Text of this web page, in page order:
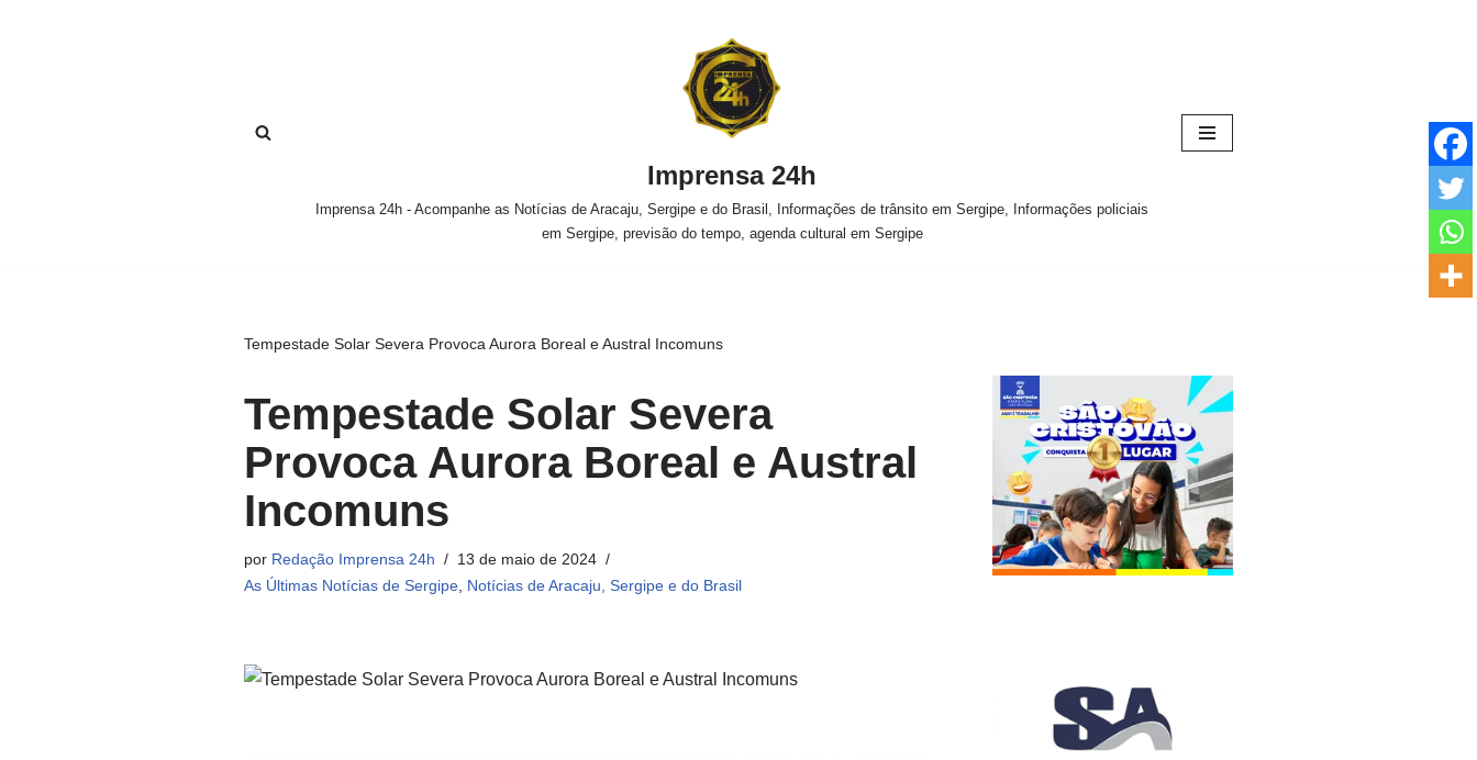
Imprensa 24h
Imprensa 24h - Acompanhe as Notícias de Aracaju, Sergipe e do Brasil, Informações de trânsito em Sergipe, Informações policiais
em Sergipe, previsão do tempo, agenda cultural em Sergipe
Tempestade Solar Severa Provoca Aurora Boreal e Austral Incomuns
Tempestade Solar Severa
Provoca Aurora Boreal e Austral
Incomuns
por Redação Imprensa 24h
13 de maio de 2024
As Últimas Notícias de Sergipe Notícias de Aracaju, Sergipe e do Brasil